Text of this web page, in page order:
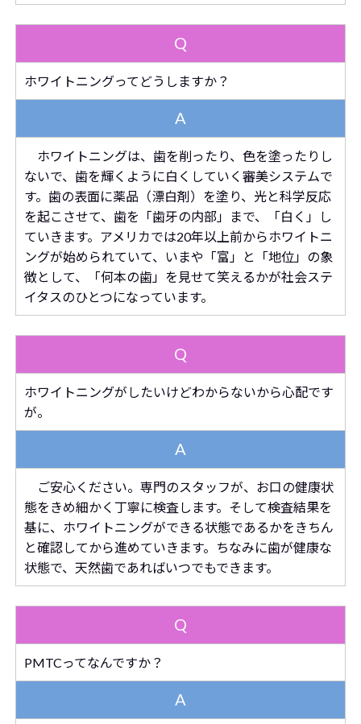
Q
ホワイトニングってどうしますか？
A
ホワイトニングは、歯を削ったり、色を塗ったりし
ないで、歯を輝くように白くしていく審美システムで
す。歯の表面に薬品（漂白剤）を塗り、光と科学反応
を起こさせて、歯を「歯牙の内部」まで、「白く」し
ていきます。アメリカでは20年以上前からホワイトニ
ングが始められていて、いまや「富」と「地位」の象
徴として、「何本の歯」を見せて笑えるかが社会ステ
イタスのひとつになっています。
Q
ホワイトニングがしたいけどわからないから心配です
が。
A
ご安心ください。専門のスタッフが、お口の健康状
態をきめ細かく丁寧に検査します。そして検査結果を
基に、ホワイトニングができる状態であるかをきちん
と確認してから進めていきます。ちなみに歯が健康な
状態で、天然歯であればいつでもできます。
Q
PMTCってなんですか？
A